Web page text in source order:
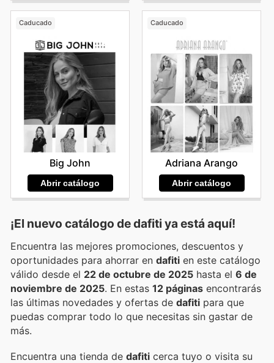
Caducado
Big John
Abrir catálogo
Caducado
Adriana Arango
Abrir catálogo
¡El nuevo catálogo dedafiti ya está aquí!
Encuentra las mejores promociones, descuentos y
oportunidades para ahorrar en dafiti en este catálogo
válido desde el 22 de octubre de 2025 hasta el 6 de
noviembre de 2025 . En estas 12 páginas encontrarás
las últimas novedades y ofertas de dafiti para que
puedas comprar todo lo que necesitas sin gastar de
más.
Encuentra una tienda de dafiti cerca tuyo o visita su